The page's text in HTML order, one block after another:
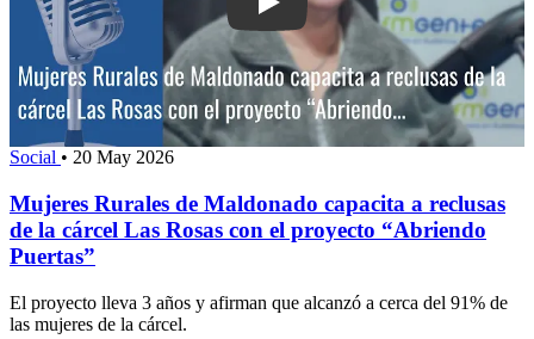
Play: Mujeres Rurales de Maldonado
Social • 20 May 2026
Mujeres Rurales de Maldonado capacita a reclusas
de la cárcel Las Rosas con el proyecto “Abriendo
Puertas”
El proyecto lleva 3 años y afirman que alcanzó a cerca del 91% de
las mujeres de la cárcel.